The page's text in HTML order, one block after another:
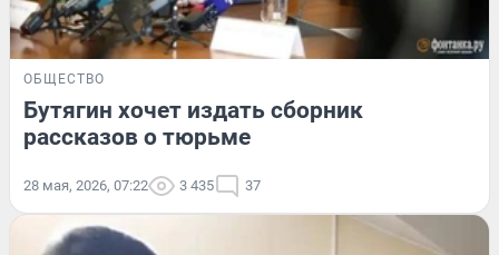
ОБЩЕСТВО
Бутягин хочет издать сборник
рассказов о тюрьме
28 мая, 2026, 07:22 3 435 37